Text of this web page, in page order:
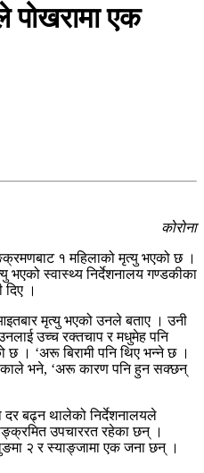
एक
कोरोना
१ महिलाको मृत्यु भएको छ ।
भएको स्वास्थ्य निर्देशनालय गण्डकीका
।
मृत्यु भएको उनले बताए । उनी
उच्च रक्तचाप र मधुमेह पनि
। ‘अरू बिरामी पनि थिए भन्ने छ ।
भने, ‘अरू कारण पनि हुन सक्छन्
बढ्न थालेको निर्देशनालयले
उपचाररत रहेका छन् ।
२ र स्याङ्जामा एक जना छन् ।